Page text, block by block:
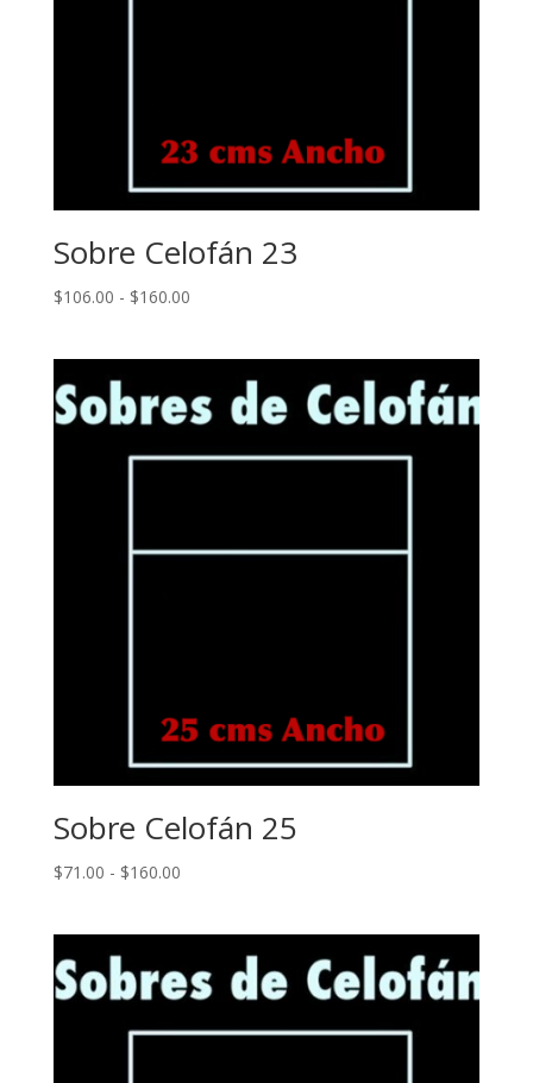
Sobre Celofán 23
$106.00 - $160.00Rango
$106.00
hasta
$160.00
Sobre Celofán 25
$71.00 - $160.00Rango
$71.00
hasta
$160.00